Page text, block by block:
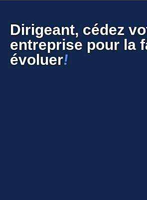
Dirigeant, cédez
entreprise pour la
évoluer!